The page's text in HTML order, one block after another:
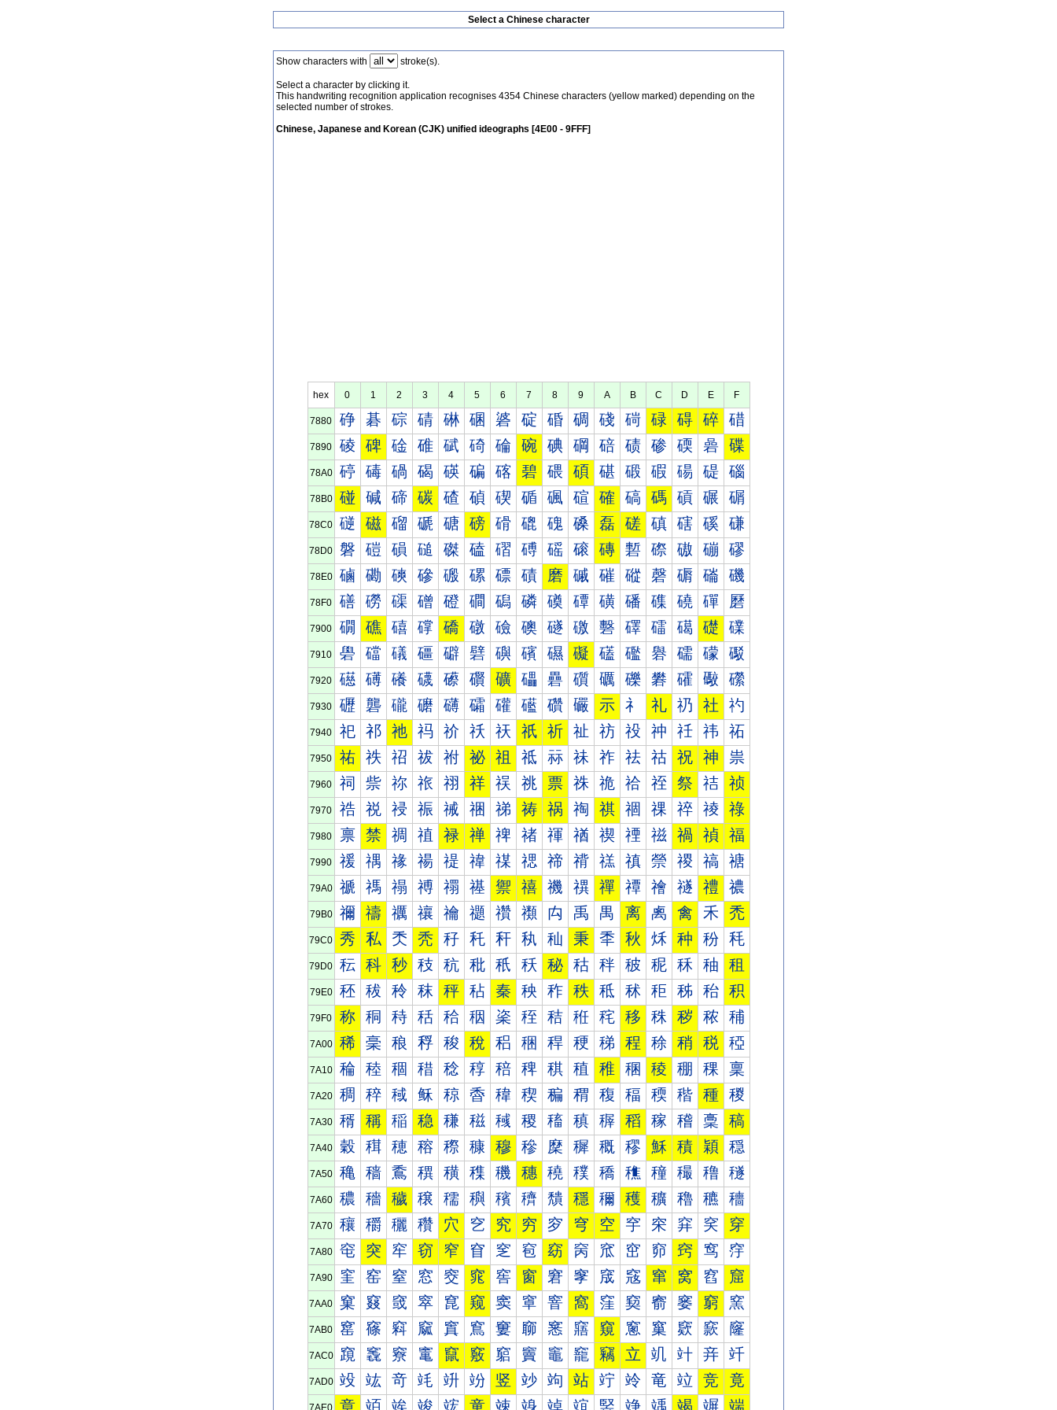
Select a Chinese character
Show characters with stroke(s).
Select a character by clicking it.
This handwriting recognition application recognises 4354 Chinese characters (yellow marked) depending on the
selected number of strokes.
Chinese, Japanese and Korean (CJK) unified ideographs [4E00 - 9FFF]
hex 0 1 2 3 4 5 6 7 8 9 A B C D E F
7880 碀 碁 碂 碃 碄 碅 碆 碇 碈 碉 碊 碋 碌 碍 碎 碏
7890 碐 碑 碒 碓 碔 碕 碖 碗 碘 碙 碚 碛 碜 碝 碞 碟
78A0 碠 碡 碢 碣 碤 碥 碦 碧 碨 碩 碪 碫 碬 碭 碮 碯
78B0 碰 碱 碲 碳 碴 碵 碶 碷 碸 碹 確 碻 碼 碽 碾 碿
78C0 磀 磁 磂 磃 磄 磅 磆 磇 磈 磉 磊 磋 磌 磍 磎 磏
78D0 磐 磑 磒 磓 磔 磕 磖 磗 磘 磙 磚 磛 磜 磝 磞 磟
78E0 磠 磡 磢 磣 磤 磥 磦 磧 磨 磩 磪 磫 磬 磭 磮 磯
78F0 磰 磱 磲 磳 磴 磵 磶 磷 磸 磹 磺 磻 磼 磽 磾 磿
7900 礀 礁 礂 礃 礄 礅 礆 礇 礈 礉 礊 礋 礌 礍 礎 礏
7910 礐 礑 礒 礓 礔 礕 礖 礗 礘 礙 礚 礛 礜 礝 礞 礟
7920 礠 礡 礢 礣 礤 礥 礦 礧 礨 礩 礪 礫 礬 礭 礮 礯
7930 礰 礱 礲 礳 礴 礵 礶 礷 礸 礹 示 礻 礼 礽 社 礿
7940 祀 祁 祂 祃 祄 祅 祆 祇 祈 祉 祊 祋 祌 祍 祎 祏
7950 祐 祑 祒 祓 祔 祕 祖 祗 祘 祙 祚 祛 祜 祝 神 祟
7960 祠 祡 祢 祣 祤 祥 祦 祧 票 祩 祪 祫 祬 祭 祮 祯
7970 祰 祱 祲 祳 祴 祵 祶 祷 祸 祹 祺 祻 祼 祽 祾 祿
7980 禀 禁 禂 禃 禄 禅 禆 禇 禈 禉 禊 禋 禌 禍 禎 福
7990 禐 禑 禒 禓 禔 禕 禖 禗 禘 禙 禚 禛 禜 禝 禞 禟
79A0 禠 禡 禢 禣 禤 禥 禦 禧 禨 禩 禪 禫 禬 禭 禮 禯
79B0 禰 禱 禲 禳 禴 禵 禶 禷 禸 禹 禺 离 禼 禽 禾 禿
79C0 秀 私 秂 秃 秄 秅 秆 秇 秈 秉 秊 秋 秌 种 秎 秏
79D0 秐 科 秒 秓 秔 秕 秖 秗 秘 秙 秚 秛 秜 秝 秞 租
79E0 秠 秡 秢 秣 秤 秥 秦 秧 秨 秩 秪 秫 秬 秭 秮 积
79F0 称 秱 秲 秳 秴 秵 秶 秷 秸 秹 秺 移 秼 秽 秾 秿
7A00 稀 稁 稂 稃 稄 稅 稆 稇 稈 稉 稊 程 稌 稍 税 稏
7A10 稐 稑 稒 稓 稔 稕 稖 稗 稘 稙 稚 稛 稜 稝 稞 稟
7A20 稠 稡 稢 稣 稤 稥 稦 稧 稨 稩 稪 稫 稬 稭 種 稯
7A30 稰 稱 稲 稳 稴 稵 稶 稷 稸 稹 稺 稻 稼 稽 稾 稿
7A40 穀 穁 穂 穃 穄 穅 穆 穇 穈 穉 穊 穋 穌 積 穎 穏
7A50 穐 穑 穒 穓 穔 穕 穖 穗 穘 穙 穚 穛 穜 穝 穞 穟
7A60 穠 穡 穢 穣 穤 穥 穦 穧 穨 穩 穪 穫 穬 穭 穮 穯
7A70 穰 穱 穲 穳 穴 穵 究 穷 穸 穹 空 穻 穼 穽 穾 穿
7A80 窀 突 窂 窃 窄 窅 窆 窇 窈 窉 窊 窋 窌 窍 窎 窏
7A90 窐 窑 窒 窓 窔 窕 窖 窗 窘 窙 窚 窛 窜 窝 窞 窟
7AA0 窠 窡 窢 窣 窤 窥 窦 窧 窨 窩 窪 窫 窬 窭 窮 窯
7AB0 窰 窱 窲 窳 窴 窵 窶 窷 窸 窹 窺 窻 窼 窽 窾 窿
7AC0 竀 竁 竂 竃 竄 竅 竆 竇 竈 竉 竊 立 竌 竍 竎 竏
7AD0 竐 竑 竒 竓 竔 竕 竖 竗 竘 站 竚 竛 竜 竝 竞 竟
7AE0 章 竡 竢 竣 竤 童 竦 竧 竨 竩 竪 竫 竬 竭 竮 端